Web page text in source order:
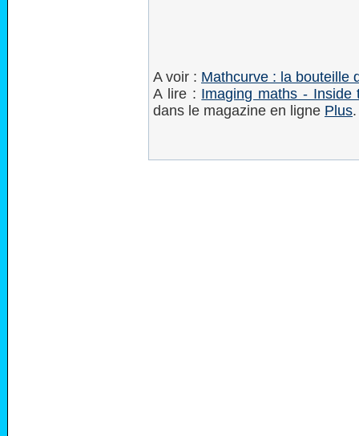
A voir : Mathcurve : la bouteille
A lire : Imaging maths - Inside
dans le magazine en ligne Plus.